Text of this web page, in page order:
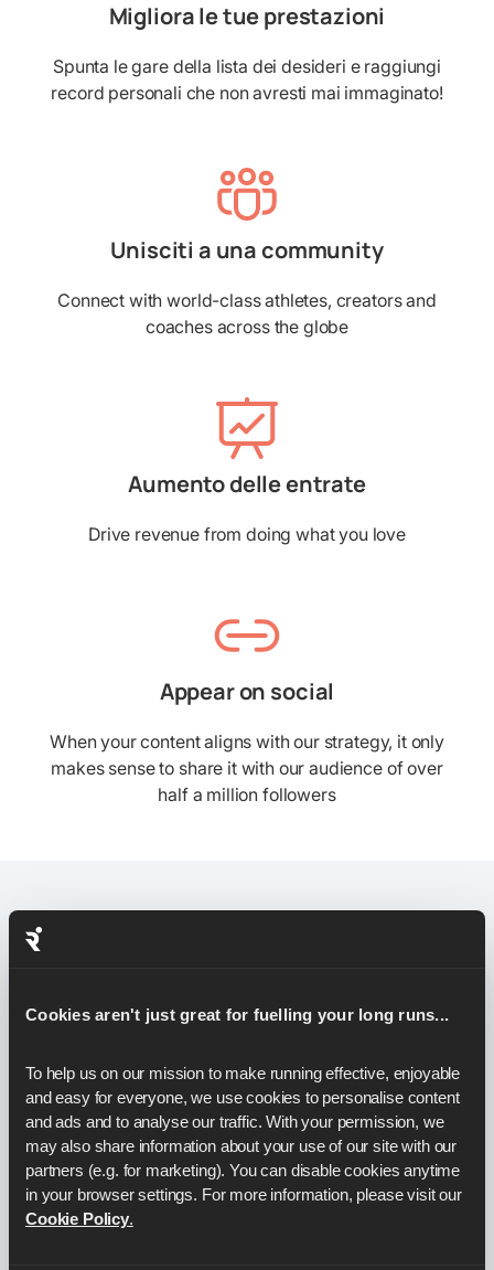
Cookies aren't just great for fuelling your long runs...
To help us on our mission to make running effective, enjoyable
and easy for everyone, we use cookies to personalise content
and ads and to analyse our traffic. With your permission, we
may also share information about your use of our site with our
partners (e.g. for marketing). You can disable cookies anytime
in your browser settings. For more information, please visit our
Cookie Policy.
Migliora le tue prestazioni
Spunta le gare della lista dei desideri e raggiungi
record personali che non avresti mai immaginato!
Unisciti a una community
Connect with world-class athletes, creators and
coaches across the globe
Aumento delle entrate
Drive revenue from doing what you love
Appear on social
When your content aligns with our strategy, it only
makes sense to share it with our audience of over
half a million followers
Slide 2 of 4.